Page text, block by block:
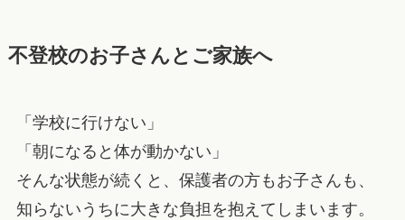
不登校のお子さんとご家族へ
「学校に行けない」
「朝になると体が動かない」
そんな状態が続くと、保護者の方もお子さんも、
知らないうちに大きな負担を抱えてしまいます。